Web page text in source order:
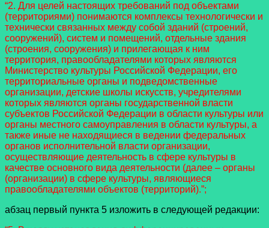
“2. Для целей настоящих требований под объектами
(территориями) понимаются комплексы технологически и
технически связанных между собой зданий (строений,
сооружений), систем и помещений, отдельные здания
(строения, сооружения) и прилегающая к ним
территория, правообладателями которых являются
Министерство культуры Российской Федерации, его
территориальные органы и подведомственные
организации, детские школы искусств, учредителями
которых являются органы государственной власти
субъектов Российской Федерации в области культуры или
органы местного самоуправления в области культуры, а
также иные не находящиеся в ведении федеральных
органов исполнительной власти организации,
осуществляющие деятельность в сфере культуры в
качестве основного вида деятельности (далее – органы
(организации) в сфере культуры, являющиеся
правообладателями объектов (территорий).”;
абзац первый пункта 5 изложить в следующей редакции: